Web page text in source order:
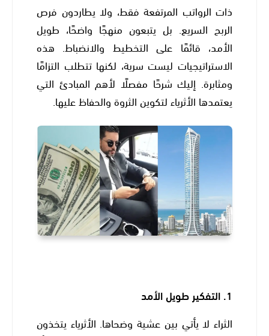
ذات الرواتب المرتفعة فقط، ولا يطاردون فرص
الربح السريع. بل يتبعون منهجًا واضحًا، طويل
الأمد، قائمًا على التخطيط والانضباط. هذه
الاستراتيجيات ليست سرية، لكنها تتطلب التزامًا
ومثابرة. إليك شرحًا مفصلًا لأهم المبادئ التي
يعتمدها الأثرياء لتكوين الثروة والحفاظ عليها.
1. التفكير طويل الأمد
الثراء لا يأتي بين عشية وضحاها. الأثرياء يتخذون